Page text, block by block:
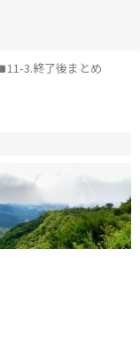
11-3.終了後まとめ